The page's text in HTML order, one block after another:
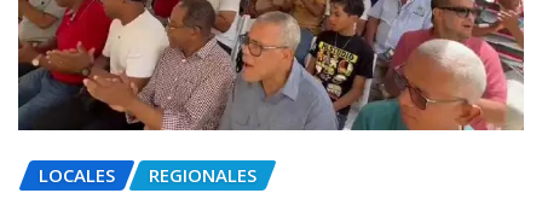
LOCALES REGIONALES